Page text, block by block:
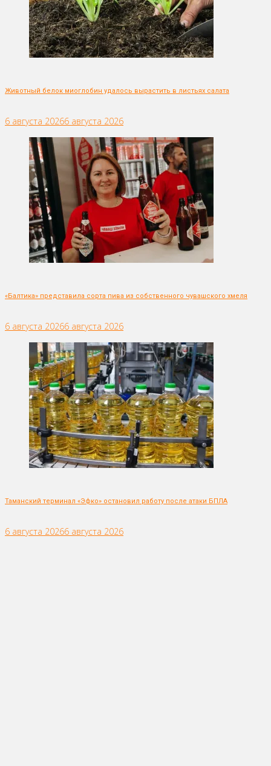
Животный белок миоглобин удалось вырастить в листьях салата
6 августа 20266 августа 2026
«Балтика» представила сорта пива из собственного чувашского хмеля
6 августа 20266 августа 2026
Таманский терминал «Эфко» остановил работу после атаки БПЛА
6 августа 20266 августа 2026